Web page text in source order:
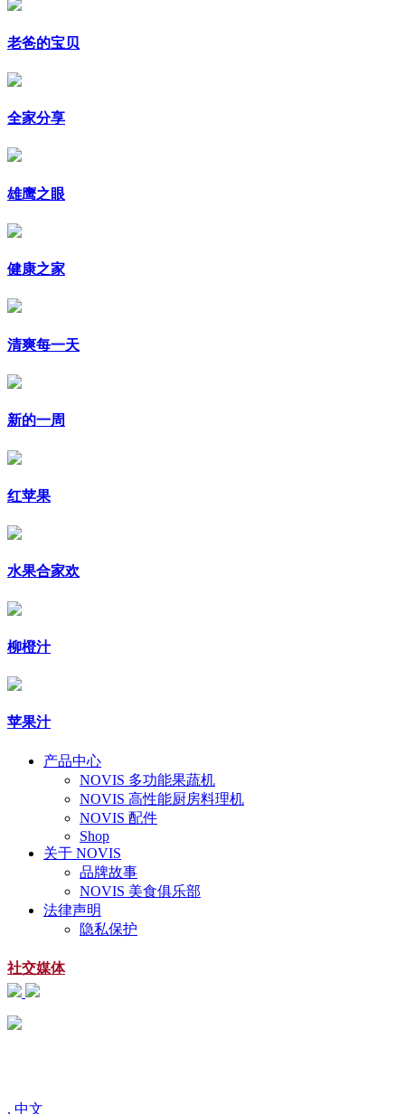
老爸的宝贝
全家分享
雄鹰之眼
健康之家
清爽每一天
新的一周
红苹果
水果合家欢
柳橙汁
苹果汁
产品中心
NOVIS 多功能果蔬机
NOVIS 高性能厨房料理机
NOVIS 配件
Shop
关于 NOVIS
品牌故事
NOVIS 美食俱乐部
法律声明
隐私保护
社交媒体
, 中文